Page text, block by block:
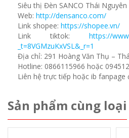
Siêu thị Đèn SANCO Thái Nguyên
Web: http://densanco.com/
Link shopee: https://shopee.vn/
Link tiktok: https://
_t=8VGMzuKxVSL&_r=1
Địa chỉ: 291 Hoàng Văn Thụ –
Hotline: 0866115966 hoặc
Liên hệ trực tiếp hoặc ib
Sản phẩm cùng loại